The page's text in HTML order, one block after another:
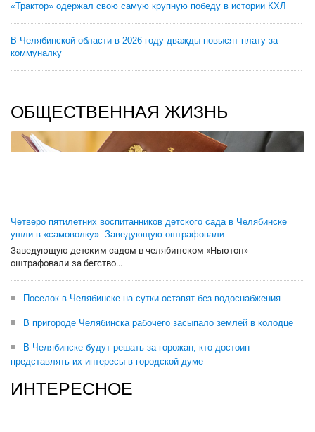
«Трактор» одержал свою самую крупную победу в истории КХЛ
В Челябинской области в 2026 году дважды повысят плату за
коммуналку
ОБЩЕСТВЕННАЯ ЖИЗНЬ
Четверо пятилетних воспитанников детского сада в Челябинске
ушли в «самоволку». Заведующую оштрафовали
Заведующую детским садом в челябинском «Ньютон»
оштрафовали за бегство...
Поселок в Челябинске на сутки оставят без водоснабжения
В пригороде Челябинска рабочего засыпало землей в колодце
В Челябинске будут решать за горожан, кто достоин
представлять их интересы в городской думе
ИНТЕРЕСНОЕ